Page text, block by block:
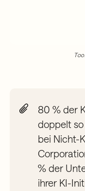
80 % der
doppelt
bei Nicht-
% der
ihrer KI-